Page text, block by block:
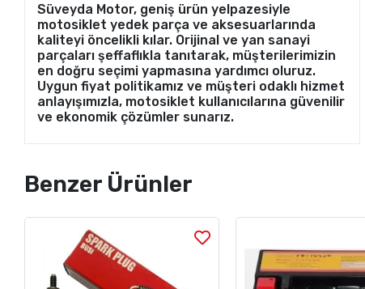
Süveyda Motor, geniş ürün yelpazesiyle
motosiklet yedek parça ve aksesuarlarında
kaliteyi öncelikli kılar. Orijinal ve yan sanayi
parçaları şeffaflıkla tanıtarak, müşterilerimizin
en doğru seçimi yapmasına yardımcı oluruz.
Uygun fiyat politikamız ve müşteri odaklı hizmet
anlayışımızla, motosiklet kullanıcılarına güvenilir
ve ekonomik çözümler sunarız.
Benzer Ürünler